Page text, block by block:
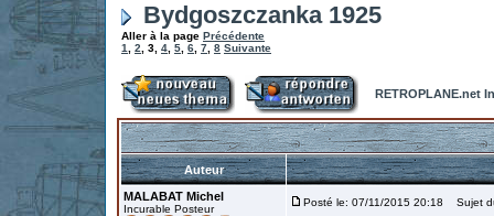
Bydgoszczanka 1925
Aller à la page Précédente
1
2 3 4 5 6 7 8 Suivante
RETROPLANE.net
Auteur
MALABAT Michel
Incurable Posteur
Posté le: 07/11/2015 20:18 Sujet